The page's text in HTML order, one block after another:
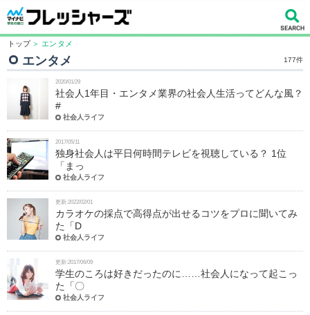
トップ ＞ エンタメ
エンタメ 177件
2020/01/29
社会人1年目・エンタメ業界の社会人生活ってどんな風？
#
社会人ライフ
2017/05/11
独身社会人は平日何時間テレビを視聴している？ 1位
「まっ
社会人ライフ
更新:2022/02/01
カラオケの採点で高得点が出せるコツをプロに聞いてみ
た「D
社会人ライフ
更新:2017/06/09
学生のころは好きだったのに……社会人になって起こっ
た「〇
社会人ライフ